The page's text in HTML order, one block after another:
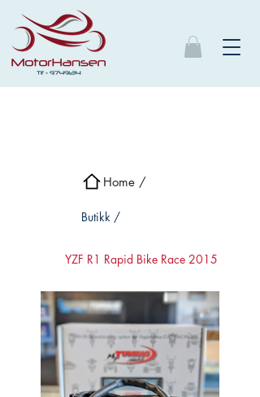
Home /
Butikk /
YZF R1 Rapid Bike Race 2015